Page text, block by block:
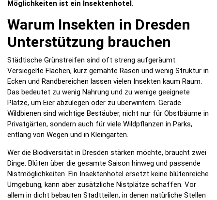
Möglichkeiten ist ein Insektenhotel.
Warum Insekten in Dresden
Unterstützung brauchen
Städtische Grünstreifen sind oft streng aufgeräumt.
Versiegelte Flächen, kurz gemähte Rasen und wenig Struktur in
Ecken und Randbereichen lassen vielen Insekten kaum Raum.
Das bedeutet zu wenig Nahrung und zu wenige geeignete
Plätze, um Eier abzulegen oder zu überwintern. Gerade
Wildbienen sind wichtige Bestäuber, nicht nur für Obstbäume in
Privatgärten, sondern auch für viele Wildpflanzen in Parks,
entlang von Wegen und in Kleingärten.
Wer die Biodiversität in Dresden stärken möchte, braucht zwei
Dinge: Blüten über die gesamte Saison hinweg und passende
Nistmöglichkeiten. Ein Insektenhotel ersetzt keine blütenreiche
Umgebung, kann aber zusätzliche Nistplätze schaffen. Vor
allem in dicht bebauten Stadtteilen, in denen natürliche Stellen